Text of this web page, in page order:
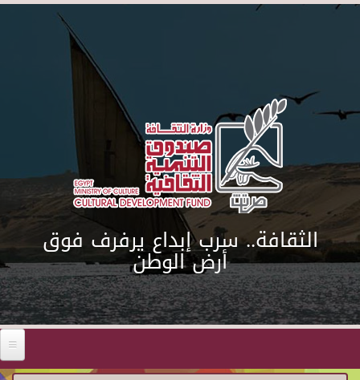
Skip to main content
الثقافة.. سرب إبداع يرفرف فوق
أرض الوطن